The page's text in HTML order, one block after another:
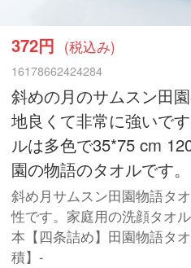
372円 (税込み)
16178662424284
斜めの月のサムスン田
地良くて非常に強いで
ルは多色で35*75 cm
園の物語のタオルです。
斜め月サムスン田園物語タ
性です。家庭用の洗顔タオ
本【四条詰め】田園物語タ
積】-